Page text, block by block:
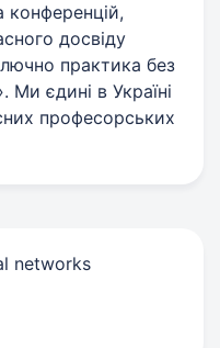
конференцій,
досвіду
практика без
Ми єдині в Україні
професорських
networks